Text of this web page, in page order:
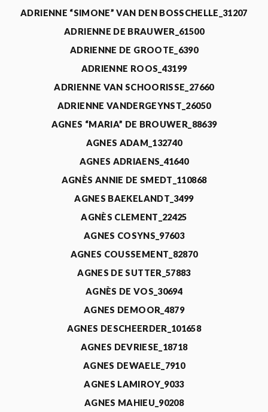
ADRIENNE “SIMONE” VAN DEN BOSSCHELLE_31207
ADRIENNE DE BRAUWER_61500
ADRIENNE DE GROOTE_6390
ADRIENNE ROOS_43199
ADRIENNE VAN SCHOORISSE_27660
ADRIENNE VANDERGEYNST_26050
AGNES “MARIA” DE BROUWER_88639
AGNES ADAM_132740
AGNES ADRIAENS_41640
AGNÈS ANNIE DE SMEDT_110868
AGNES BAEKELANDT_3499
AGNÈS CLEMENT_22425
AGNES COSYNS_97603
AGNES COUSSEMENT_82870
AGNES DE SUTTER_57883
AGNÈS DE VOS_30694
AGNES DEMOOR_4879
AGNES DESCHEERDER_101658
AGNES DEVRIESE_18718
AGNES DEWAELE_7910
AGNES LAMIROY_9033
AGNES MAHIEU_90208